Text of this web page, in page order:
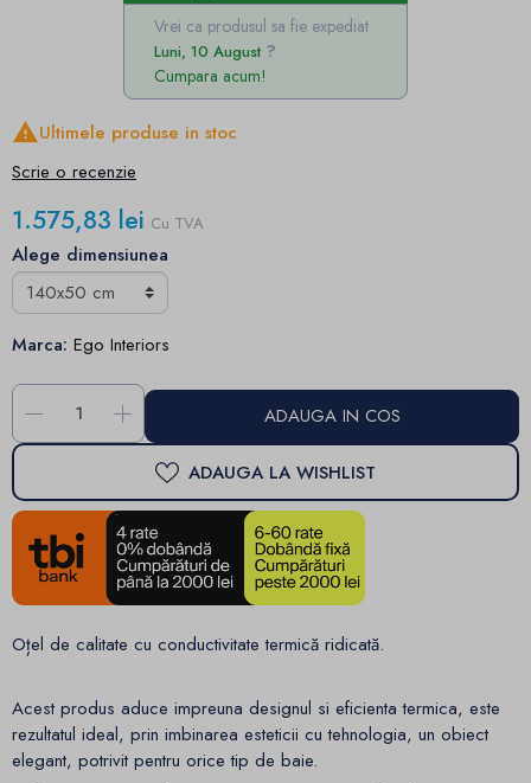
Vrei ca produsul sa fie expediat
Luni, 10 August
Cumpara acum!
Ultimele produse in stoc
Scrie o recenzie
1.575,83 lei Cu TVA
Alege dimensiunea
Marca: Ego Interiors
- + ADAUGA IN COS
ADAUGA LA WISHLIST
Oțel de calitate cu conductivitate termică ridicată.
Acest produs aduce impreuna designul si eficienta termica, este
rezultatul ideal, prin imbinarea esteticii cu tehnologia, un obiect
elegant, potrivit pentru orice tip de baie.